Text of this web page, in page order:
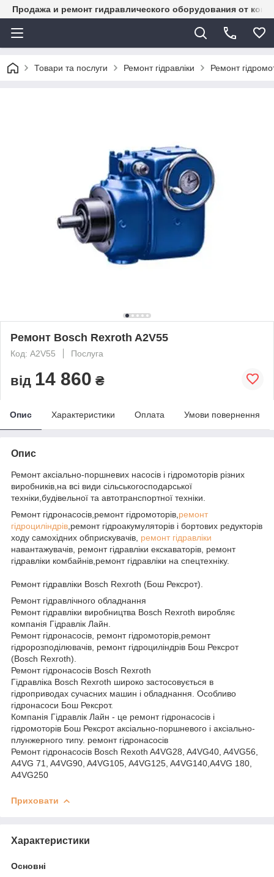
Продажа и ремонт гидравлического оборудования от
Товари та послуги Ремонт гідравліки Ремонт
Ремонт Bosch Rexroth A2V55
Код: A2V55 Послуга
від 14 860 ₴
Опис Характеристики Оплата Умови повернення
Опис
Ремонт аксіально-поршневих насосів і гідромоторів різних
виробників,на всі види сільськогосподарської
техніки,будівельної та автотранспортної техніки.
Ремонт гідронасосів,ремонт гідромоторів, ремонт
гідроциліндрів ,ремонт гідроакумуляторів і бортових редукторів
ходу самохідних обприскувачів, ремонт гідравліки
навантажувачів, ремонт гідравліки екскаваторів, ремонт
гідравліки комбайнів,ремонт гідравліки на спецтехніку.
Ремонт гідравліки Bosch Rexroth (Бош Рексрот).
Ремонт гідравлічного обладнання
Ремонт гідравліки виробництва Bosch Rexroth виробляє
компанія Гідравлік Лайн.
Ремонт гідронасосів, ремонт гідромоторів,ремонт
гідророзподілювачів, ремонт гідроциліндрів Бош Рексрот
(Bosch Rexroth).
Ремонт гідронасосів Bosch Rexroth
Гідравліка Bosch Rexroth широко застосовується в
гідроприводах сучасних машин і обладнання. Особливо
гідронасоси Бош Рексрот.
Компанія Гідравлік Лайн - це ремонт гідронасосів і
гідромоторів Бош Рексрот аксіально-поршневого і аксіально-
плунжерного типу. ремонт гідронасосів
Ремонт гідронасосів Bosch Rexoth A4VG28, A4VG40, A4VG56,
A4VG 71, A4VG90, A4VG105, A4VG125, A4VG140,A4VG 180,
A4VG250
Приховати
Характеристики
Основні